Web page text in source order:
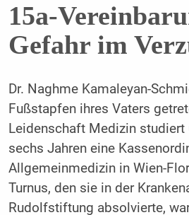
15a-
Gefahr im
Dr. Naghme Kamaleyan-
Fußstapfen ihres Vaters
Leidenschaft Medizin
sechs Jahren eine
Allgemeinmedizin in Wien-
Turnus, den sie in der
Rudolfstiftung absolvierte,